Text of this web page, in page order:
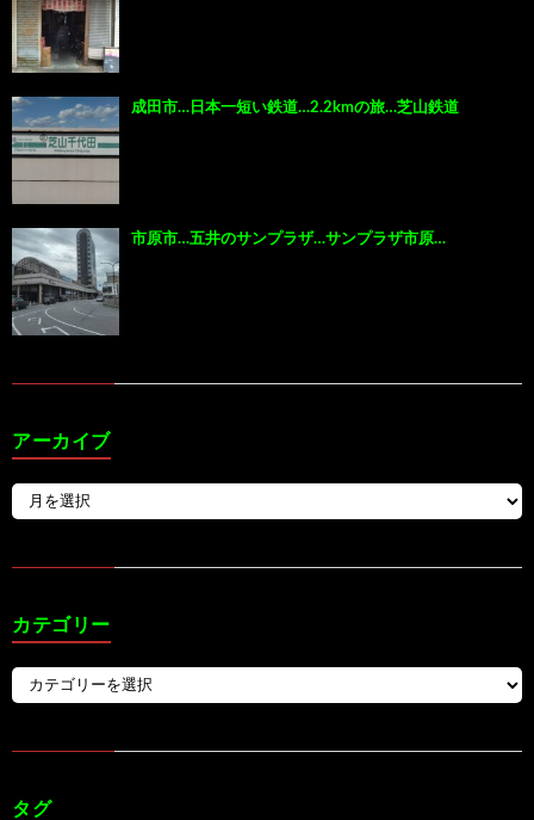
成田市…日本一短い鉄道…2.2kmの旅…芝山鉄道
市原市…五井のサンプラザ…サンプラザ市原…
アーカイブ
カテゴリー
タグ